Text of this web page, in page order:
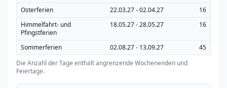
Osterferien
22.03.27 - 02.04.27
16
Himmelfahrt- und
Pfingstferien
18.05.27 - 28.05.27 16
Sommerferien 02.08.27 - 13.09.27
45
Die Anzahl der Tage enthält angrenzende Wochenenden und
Feiertage.